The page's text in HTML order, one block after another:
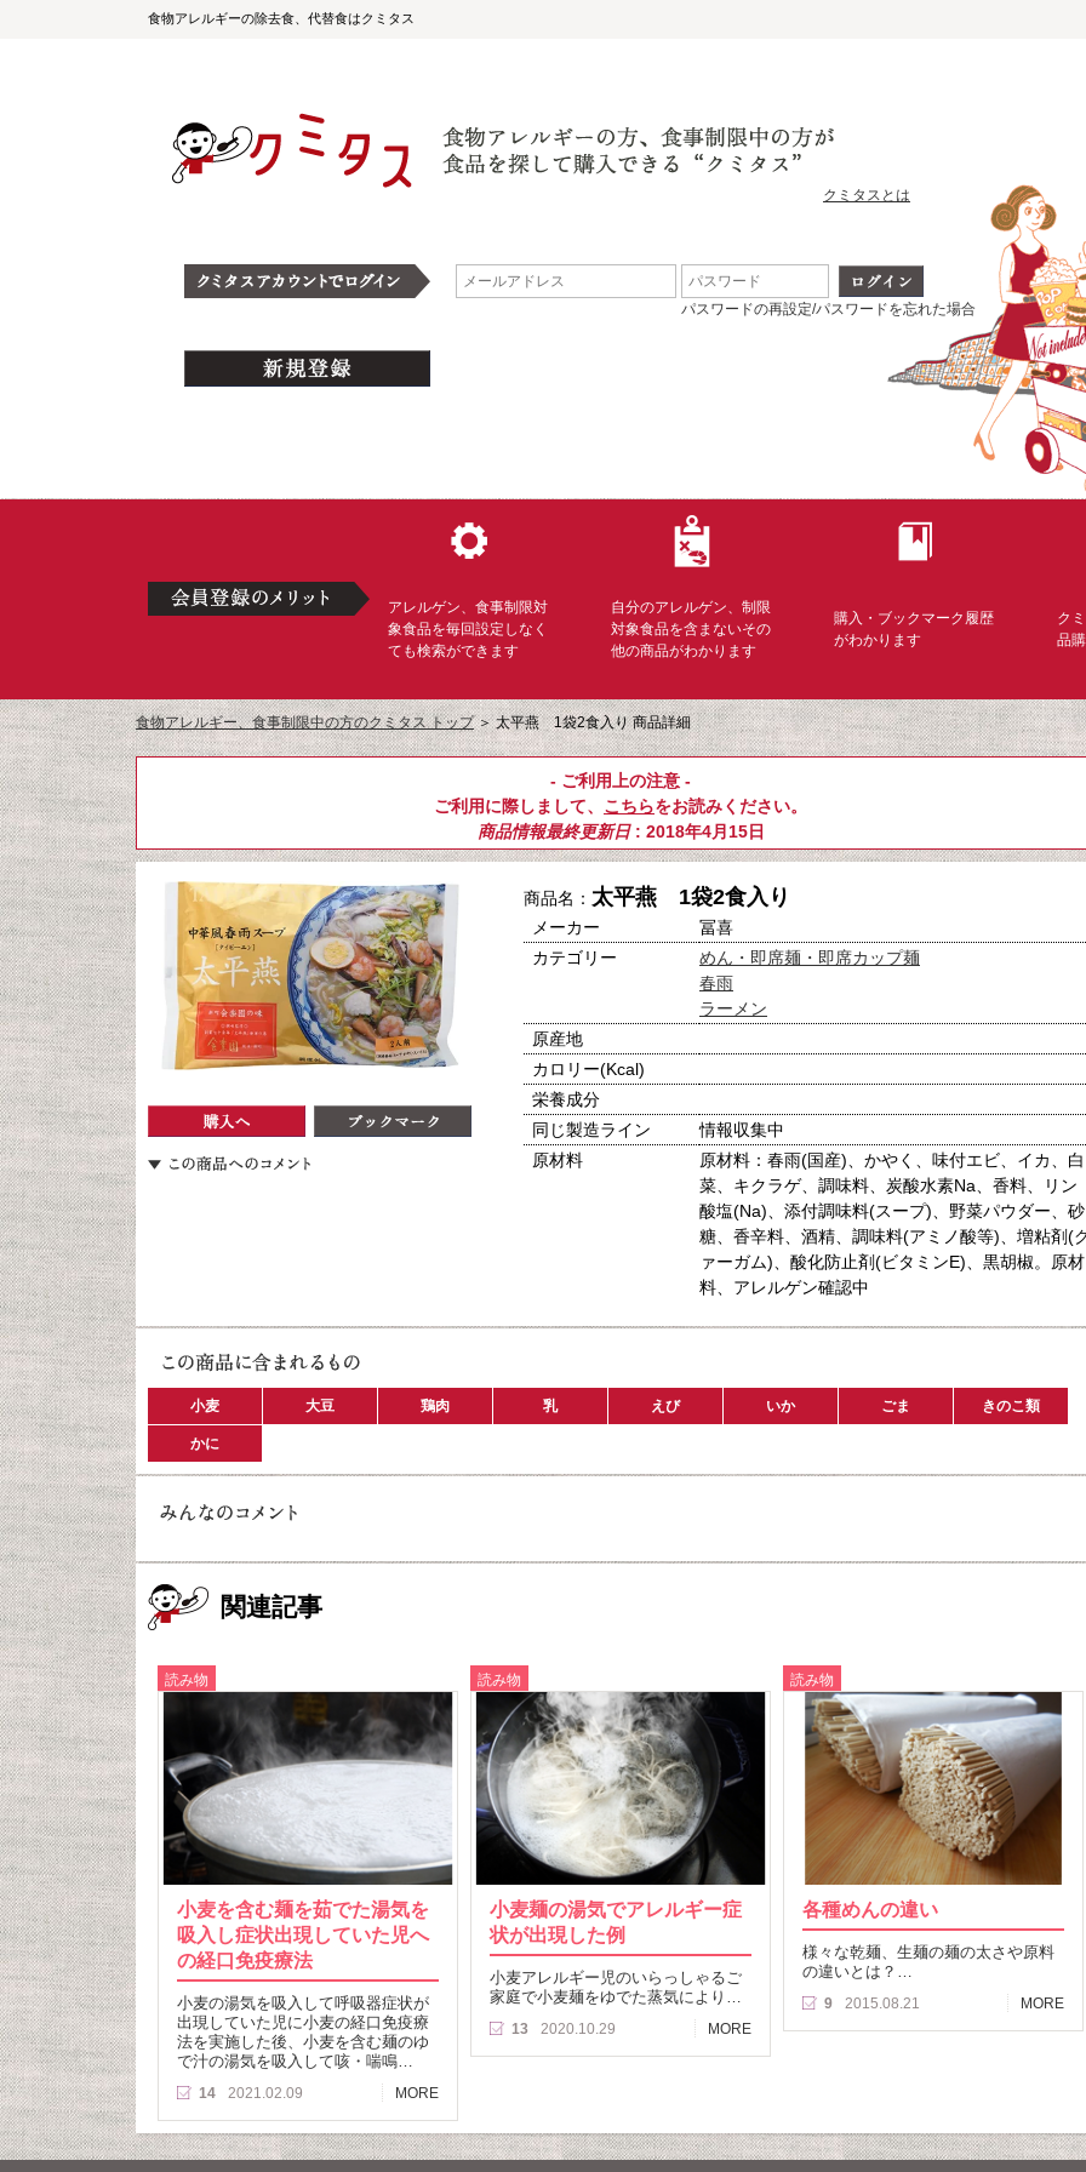
食物アレルギーの除去食、代替食はクミタス
クミタスとは
パスワードの再設定/パスワードを忘れた場合
アレルゲン、食事制限対
象食品を毎回設定しなく
ても検索ができます
自分のアレルゲン、制限
対象食品を含まないその
他の商品がわかります
購入・ブックマーク履歴
がわかります
ク
品
食物アレルギー、食事制限中の方のクミタス トップ＞太平燕 1袋2食入り 商品詳細
- ご利用上の注意 -
ご利用に際しまして、 こちらをお読みください。
商品情報最終更新日: 2018年4月15日
商品名： 太平燕 1袋2食入り
メーカー
冨喜
カテゴリー
めん・即席麺・即席カップ麺
春雨
ラーメン
原産地
カロリー(Kcal)
栄養成分
同じ製造ライン
情報収集中
原材料
原材料：春雨(国産)、かやく、味付エビ、イカ、白
菜、キクラゲ、調味料、炭酸水素Na、香料、リン
酸塩(Na)、添付調味料(スープ)、野菜パウダー、砂
糖、香辛料、酒精、調味料(アミノ酸等)、増粘剤(
ァーガム)、酸化防止剤(ビタミンE)、黒胡椒。原材
料、アレルゲン確認中
小麦 大豆 鶏肉 乳 えび いか ごま きのこ類
かに
関連記事
読み物
小麦を含む麺を茹でた湯気を
吸入し症状出現していた児へ
の経口免疫療法
小麦の湯気を吸入して呼吸器症状が
出現していた児に小麦の経口免疫療
法を実施した後、小麦を含む麺のゆ
で汁の湯気を吸入して咳・喘鳴…
14 2021.02.09 MORE
読み物
小麦麺の湯気でアレルギー症
状が出現した例
小麦アレルギー児のいらっしゃるご
家庭で小麦麺をゆでた蒸気により…
13 2020.10.29 MORE
読み物
各種めんの違い
様々な乾麺、生麺の麺の太さや原料
の違いとは？…
9 2015.08.21 MORE